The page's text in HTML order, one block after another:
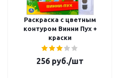
Раскраска с цветным
контуром Винни Пух +
краски
256 руб./шт